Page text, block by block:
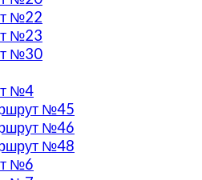
№22
№23
№30
№4
№45
№46
№48
№6